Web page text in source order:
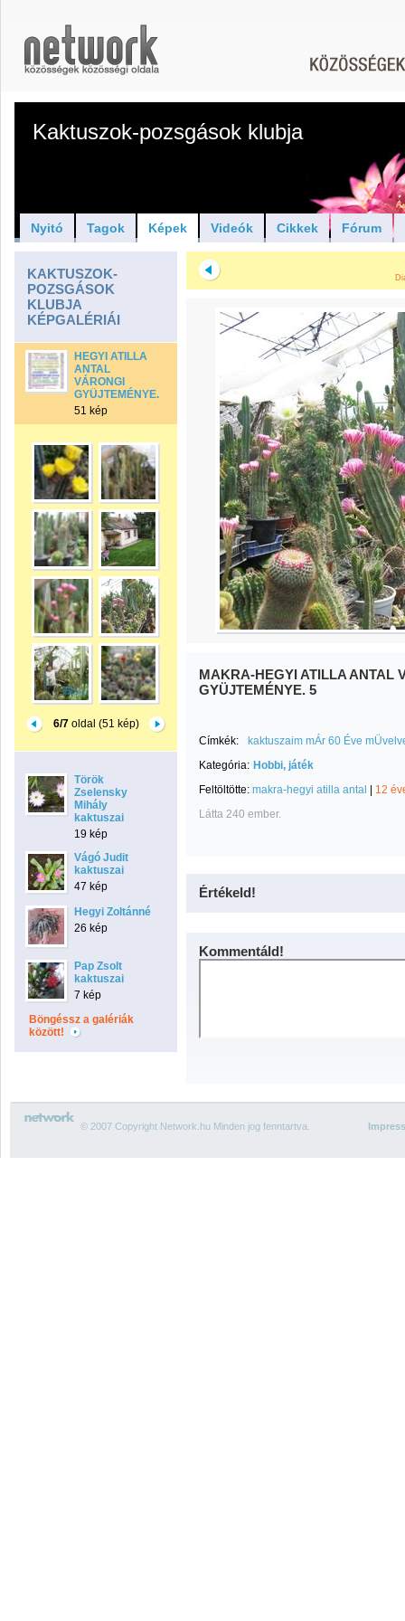
Kaktuszok-pozsgások klubja
Nyitó Tagok Képek Videók Cikkek Fórum
KAKTUSZOK-
POZSGÁSOK
KLUBJA
KÉPGALÉRIÁI
HEGYI ATILLA
ANTAL
VÁRONGI
GYÜJTEMÉNYE.
51 kép
6/7oldal (51 kép)
Török
Zselensky
Mihály
kaktuszai
19 kép
Vágó Judit
kaktuszai
47 kép
Hegyi Zoltánné
26 kép
Pap Zsolt
kaktuszai
7 kép
Böngéssz a galériák
között!
MAKRA-HEGYI ATILLA ANTAL
GYÜJTEMÉNYE. 5
Címkék:
kaktuszaim mÁr 60 Éve
Kategória: Hobbi, játék
Feltöltötte: makra-hegyi atilla antal
12
Látta 240 ember.
Értékeld!
Kommentáld!
© 2007 Copyright Network.hu Minden jog fenntartva.